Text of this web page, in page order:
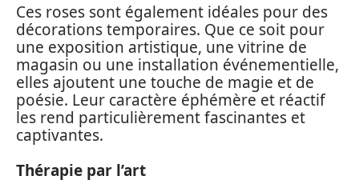
Ces roses sont également idéales pour des
décorations temporaires. Que ce soit pour
une exposition artistique, une vitrine de
magasin ou une installation événementielle,
elles ajoutent une touche de magie et de
poésie. Leur caractère éphémère et réactif
les rend particulièrement fascinantes et
captivantes.
Thérapie par l’art